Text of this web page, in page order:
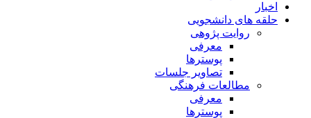
اخبار
حلقه های دانشجویی
روایت پژوهی
معرفی
پوسترها
تصاویر جلسات
مطالعات فرهنگی
معرفی
پوسترها